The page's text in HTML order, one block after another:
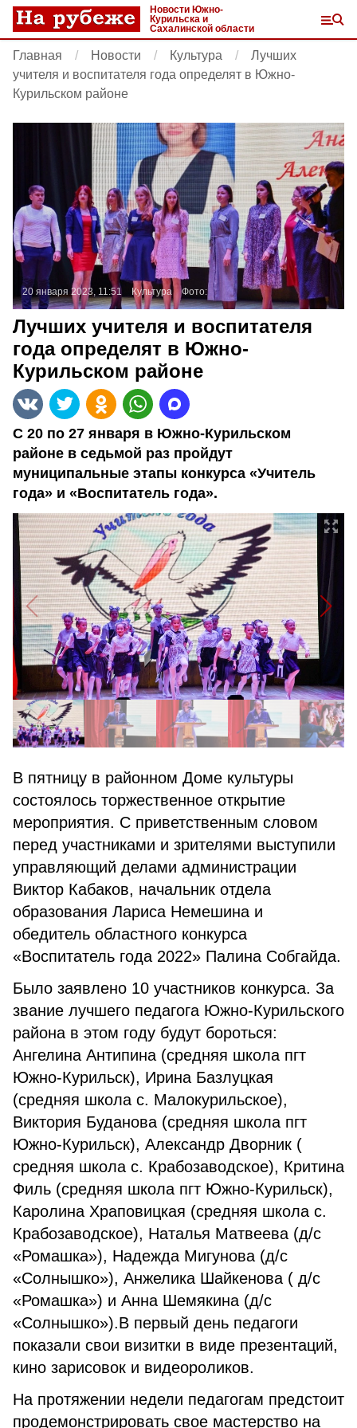
Новости Южно-
Курильска и
Сахалинской области
Главная Новости Культура
Лучших
учителя и воспитателя года определят в Южно-
Курильском районе
20 января 2023, 11:51 Культура Фото:
Лучших учителя и воспитателя
года определят в Южно-
Курильском районе
С 20 по 27 января в Южно-Курильском
районе в седьмой раз пройдут
муниципальные этапы конкурса «Учитель
года» и «Воспитатель года».
В пятницу в районном Доме культуры
состоялось торжественное открытие
мероприятия. С приветственным словом
перед участниками и зрителями выступили
управляющий делами администрации
Виктор Кабаков, начальник отдела
образования Лариса Немешина и
обедитель областного конкурса
«Воспитатель года 2022» Палина Собгайда.
Было заявлено 10 участников конкурса. За
звание лучшего педагога Южно-Курильского
района в этом году будут бороться:
Ангелина Антипина (средняя школа пгт
Южно-Курильск), Ирина Базлуцкая
(средняя школа с. Малокурильское),
Виктория Буданова (средняя школа пгт
Южно-Курильск), Александр Дворник (
средняя школа с. Крабозаводское), Критина
Филь (средняя школа пгт Южно-Курильск),
Каролина Храповицкая (средняя школа с.
Крабозаводское), Наталья Матвеева (д/с
«Ромашка»), Надежда Мигунова (д/с
«Солнышко»), Анжелика Шайкенова ( д/с
«Ромашка») и Анна Шемякина (д/с
«Солнышко»).В первый день педагоги
показали свои визитки в виде презентаций,
кино зарисовок и видеороликов.
На протяжении недели педагогам предстоит
продемонстрировать свое мастерство на